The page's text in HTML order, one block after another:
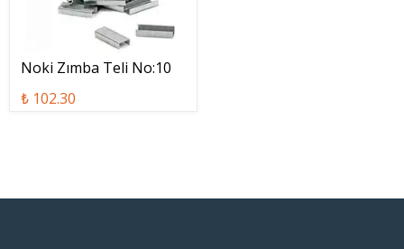
Noki Zımba Teli No:10
₺ 102.30